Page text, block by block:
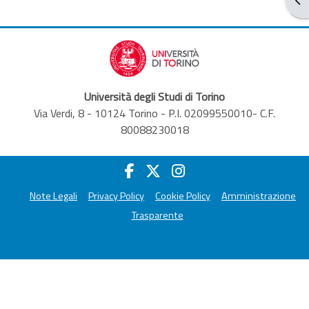
Università degli Studi di Torino
Via Verdi, 8 - 10124 Torino - P.I. 02099550010- C.F.
80088230018
Note Legali Privacy Policy Cookie Policy
Amministrazione
Trasparente